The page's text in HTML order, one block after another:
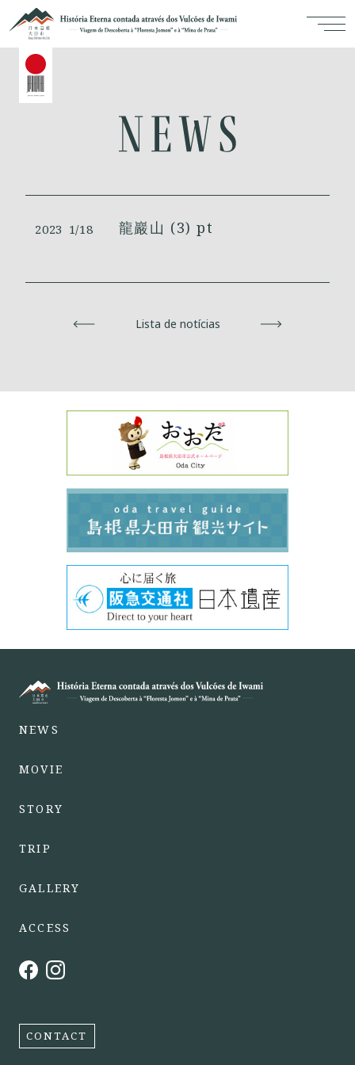
2023 1/18 龍巖山 (3) pt
Lista de notícias
NEWS
MOVIE
STORY
TRIP
GALLERY
ACCESS
CONTACT